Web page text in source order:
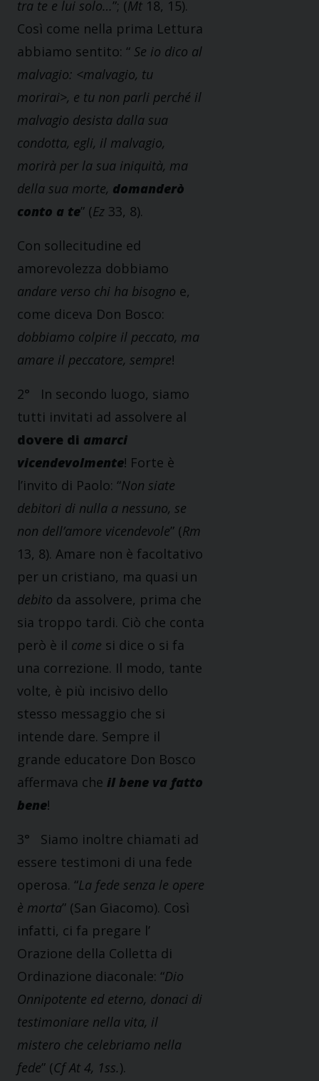
tra te e lui solo…”; (Mt 18, 15).
Così come nella prima Lettura
abbiamo sentito: “ Se io dico al
malvagio: <malvagio, tu
morirai>, e tu non parli perché il
malvagio desista dalla sua
condotta, egli, il malvagio,
morirà per la sua iniquità, ma
della sua morte, domanderò
conto a te” (Ez 33, 8).
Con sollecitudine ed
amorevolezza dobbiamo
andare verso chi ha bisogno e,
come diceva Don Bosco:
dobbiamo colpire il peccato, ma
amare il peccatore, sempre!
2° In secondo luogo, siamo
tutti invitati ad assolvere al
dovere di amarci
vicendevolmente! Forte è
l’invito di Paolo: “Non siate
debitori di nulla a nessuno, se
non dell’amore vicendevole” (Rm
13, 8). Amare non è facoltativo
per un cristiano, ma quasi un
debito da assolvere, prima che
sia troppo tardi. Ciò che conta
però è il come si dice o si fa
una correzione. Il modo, tante
volte, è più incisivo dello
stesso messaggio che si
intende dare. Sempre il
grande educatore Don Bosco
affermava che il bene va fatto
bene!
3° Siamo inoltre chiamati ad
essere testimoni di una fede
operosa. “La fede senza le opere
è morta” (San Giacomo). Così
infatti, ci fa pregare l’
Orazione della Colletta di
Ordinazione diaconale: “Dio
Onnipotente ed eterno, donaci di
testimoniare nella vita, il
mistero che celebriamo nella
fede” (Cf At 4, 1ss.).